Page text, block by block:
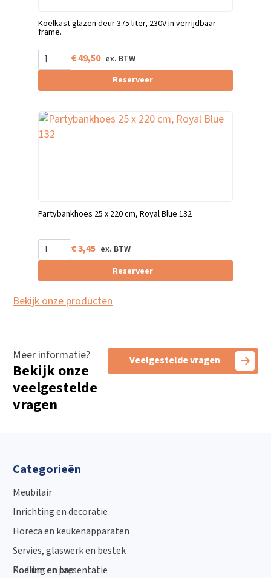
Koelkast glazen deur 375 liter, 230V in verrijdbaar
frame.
€49,50
Reserveer
Partybankhoes 25 x 220 cm, Royal Blue 132
€3,45
Reserveer
Bekijk onze producten
Meer informatie?
Bekijk onze
veelgestelde
vragen
Veelgestelde vragen
Categorieën
Meubilair
Inrichting en decoratie
Horeca en keukenapparaten
Servies, glaswerk en bestek
Koeling en tap
Podium en presentatie